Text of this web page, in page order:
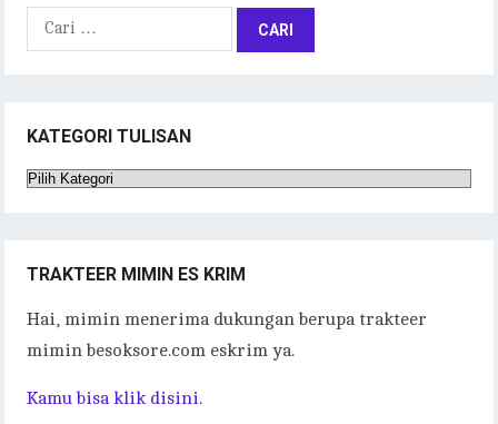
Cari
KATEGORI TULISAN
Kategori
TRAKTEER MIMIN ES KRIM
Hai, mimin menerima dukungan berupa trakteer
mimin besoksore.com eskrim ya.
Kamu bisa klik disini.